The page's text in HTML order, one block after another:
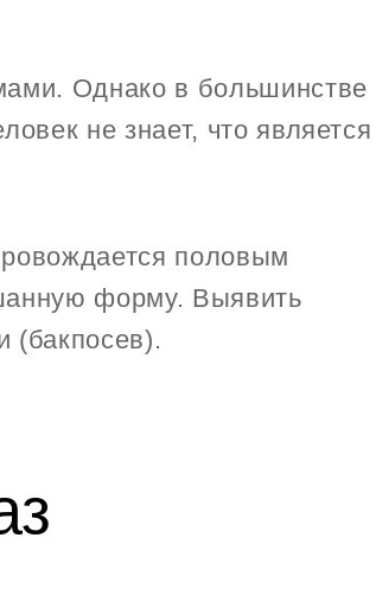
Однако в большинстве
не знает, что является
половым
форму. Выявить
(бакпосев).